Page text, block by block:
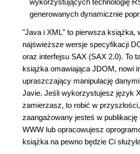
wykorzystujących technologię
generowanych dynamicznie
"Java i XML" to pierwsza książka,
najświeższe wersje specyfikacji
oraz interfejsu SAX (SAX 2.0). To
książka omawiająca JDOM, nowi
upraszczający manipulację
Javie. Jeśli wykorzystujesz język
zamierzasz, to robić w
zaangażowany jesteś w
WWW lub opracowujesz
książka na pewno będzie Ci